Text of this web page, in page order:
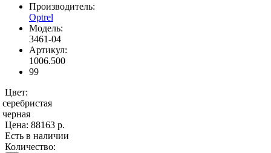
Производитель:
Optrel
Модель:
3461-04
Артикул:
1006.500
99
Цвет:
серебристая
черная
Цена: 88163 р.
Есть в наличии
Количество: